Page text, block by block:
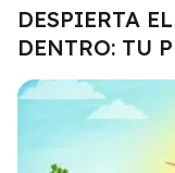
DESPIERTA
DENTRO: TU